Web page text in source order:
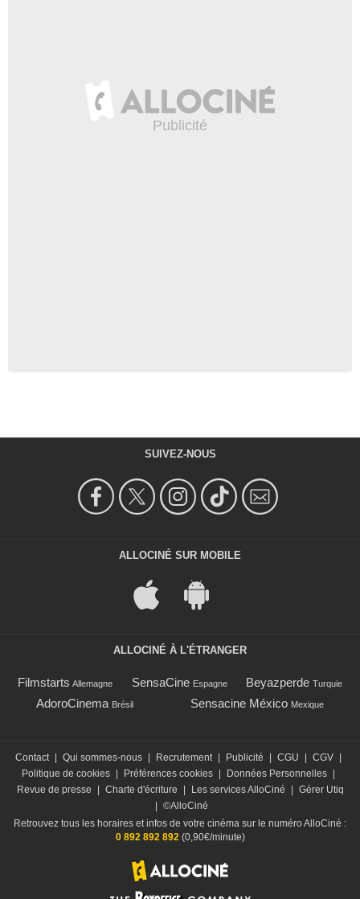
SUIVEZ-NOUS
ALLOCINÉ SUR MOBILE
ALLOCINÉ À L'ÉTRANGER
Filmstarts Allemagne SensaCine Espagne Beyazperde Turquie
AdoroCinema Brésil Sensacine México Mexique
Contact Qui sommes-nous Recrutement Publicité CGU CGV
Politique de cookies
Préférences cookies Données Personnelles
Revue de presse
Charte d'écriture Les services AlloCiné
Gérer Utiq
©AlloCiné
Retrouvez tous les horaires et infos de votre cinéma sur le numéro AlloCiné :
0 892 892 892(0,90€/minute)